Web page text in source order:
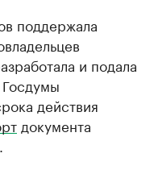
поддержала
и подала
действия
документа